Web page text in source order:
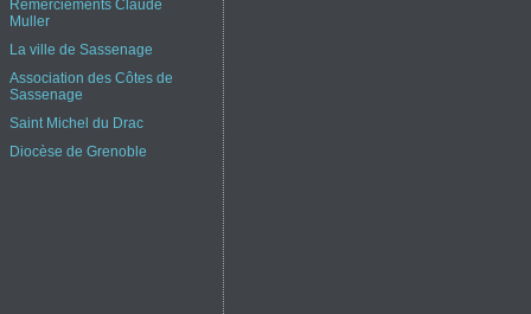
Remerciements Claude
Muller
La ville de Sassenage
Association des Côtes de
Sassenage
Saint Michel du Drac
Diocèse de Grenoble